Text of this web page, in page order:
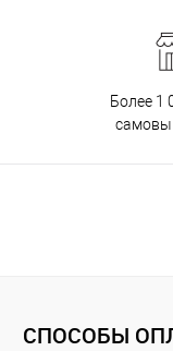
Более 1
СПОСОБЫ